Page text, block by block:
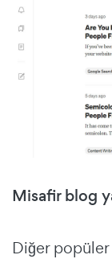
Misafir blog
Diğer